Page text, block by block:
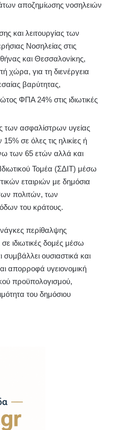
αποζημίωσης νοσηλειών
και λειτουργίας των
Νοσηλείας στις
και Θεσσαλονίκης,
χώρα, για τη διενέργεια
βαρύτητας,
ΦΠΑ 24% στις ιδιωτικές
των ασφαλίστρων υγείας
σε όλες τις ηλικίες ή
των 65 ετών αλλά και
Τομέα (ΣΔΙΤ) μέσω
εταιριών με δημόσια
πολιτών, των
του κράτους.
περίθαλψης
ιδιωτικές δομές μέσω
ουσιαστικά και
απορροφά υγειονομική
προϋπολογισμού,
του δημόσιου